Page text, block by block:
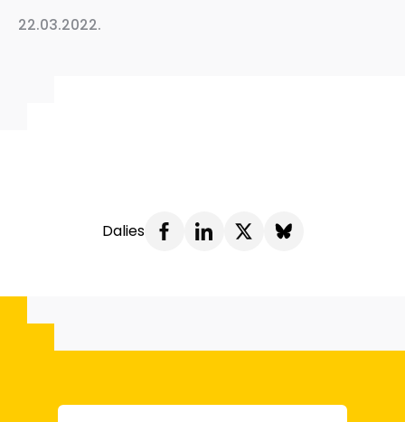
22.03.2022.
Dalies